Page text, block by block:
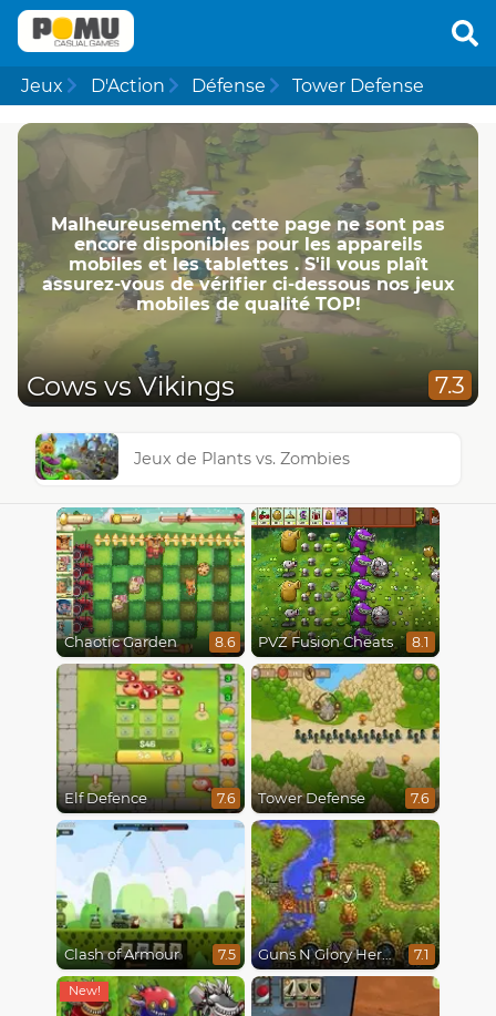
Jeux D'Action Défense Tower Defense
Malheureusement, cette page ne ​​sont pas
encore disponibles pour les appareils
mobiles et les tablettes . S'il vous plaît
assurez-vous de vérifier ci-dessous nos jeux
mobiles de qualité TOP!
Cows vs Vikings 7.3
Jeux de Plants vs. Zombies
Chaotic Garden 8.6 PVZ Fusion Cheats 8.1
Elf Defence 7.6 Tower Defense 7.6
Clash of Armour 7.5 Guns N Glory Heroes 7.1